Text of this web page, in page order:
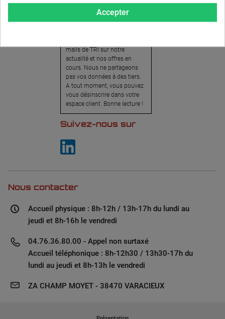
client (cliquez sur « Compte »
en haut à droite de la page) et
cliquer sur « oui » pour vous
mails de TRI sur notre
actualité et nos offres en
cours. Nous ne partageons
pas vos données à des tiers.
A tout moment, vous pouvez
vous désinscrire dans votre
espace client. Bonne lecture !
Suivez-nous sur
Nous contacter
Accueil physique : 8h-12h / 13h-17h du lundi au
jeudi et 8h-16h le vendredi
04.76.36.80.00 - Appel non surtaxé
Accueil téléphonique : 8h-12h30 / 13h30-17h du
lundi au jeudi et 8h-13h le vendredi
ZA CHAMP MOYET - 38470 VARACIEUX
Accepter